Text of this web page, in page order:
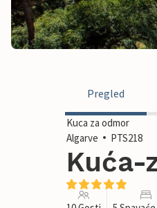
Pregled
Kuca za odmor
Algarve
PTS218
Kuća-